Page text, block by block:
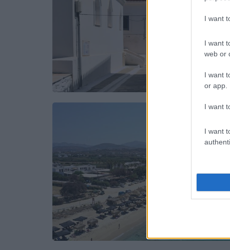
I want
I want
web or
I want
or app.
I want
I want